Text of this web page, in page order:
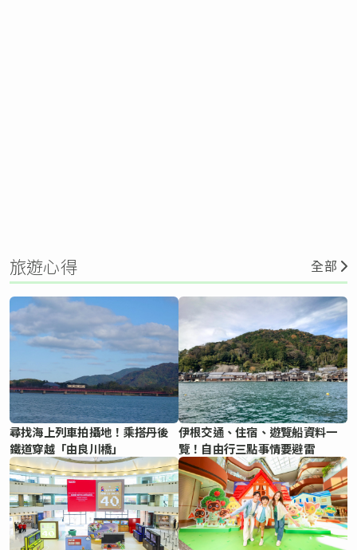
旅遊心得 全部
尋找海上列車拍攝地！乘搭丹後
鐵道穿越「由良川橋」
伊根交通、住宿、遊覽船資料一
覽！自由行三點事情要避雷